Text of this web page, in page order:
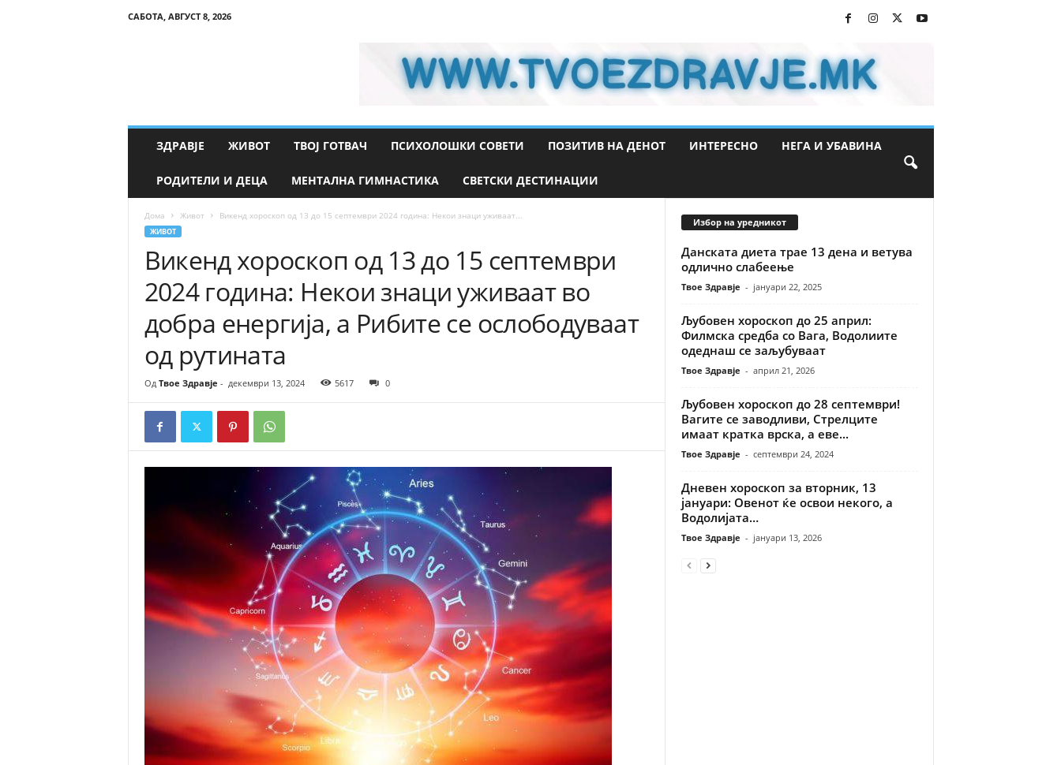
САБОТА, АВГУСТ 8, 2026
ЗДРАВЈЕ ЖИВОТ ТВОЈ ГОТВАЧ ПСИХОЛОШКИ СОВЕТИ ПОЗИТИВ НА ДЕНОТ ИНТЕРЕСНО НЕГА И УБАВИНА
РОДИТЕЛИ И ДЕЦА МЕНТАЛНА ГИМНАСТИКА СВЕТСКИ ДЕСТИНАЦИИ
Дома Живот Викенд хороскоп од 13 до 15 септември 2024 година: Некои знаци уживаат...
ЖИВОТ
Викенд хороскоп од 13 до 15 септември
2024 година: Некои знаци уживаат во
добра енергија, а Рибите се ослободуваат
од рутината
Од Твое Здравје - декември 13, 2024 5617 0
Избор на уредникот
Данската диета трае 13 дена и ветува
одлично слабеење
Твое Здравје - јануари 22, 2025
Љубовен хороскоп до 25 април:
Филмска средба со Вага, Водолиите
одеднаш се заљубуваат
Твое Здравје - април 21, 2026
Љубовен хороскоп до 28 септември!
Вагите се заводливи, Стрелците
имаат кратка врска, а еве...
Твое Здравје - септември 24, 2024
Дневен хороскоп за вторник, 13
јануари: Овенот ќе освои некого, а
Водолијата…
Твое Здравје - јануари 13, 2026